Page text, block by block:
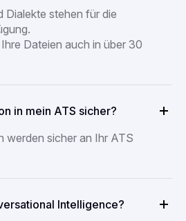
Dialekte stehen für die
Dateien auch in über 30
in mein ATS sicher?
werden sicher an Ihr ATS
Intelligence?